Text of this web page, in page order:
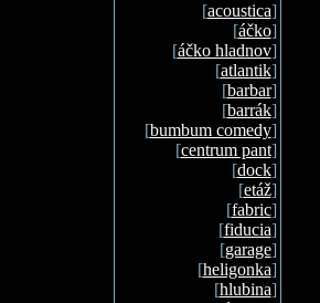
[acoustica]
[áčko]
[áčko hladnov]
[atlantik]
[barbar]
[barrák]
[bumbum comedy]
[centrum pant]
[dock]
[etáž]
[fabric]
[fiducia]
[garage]
[heligonka]
[hlubina]